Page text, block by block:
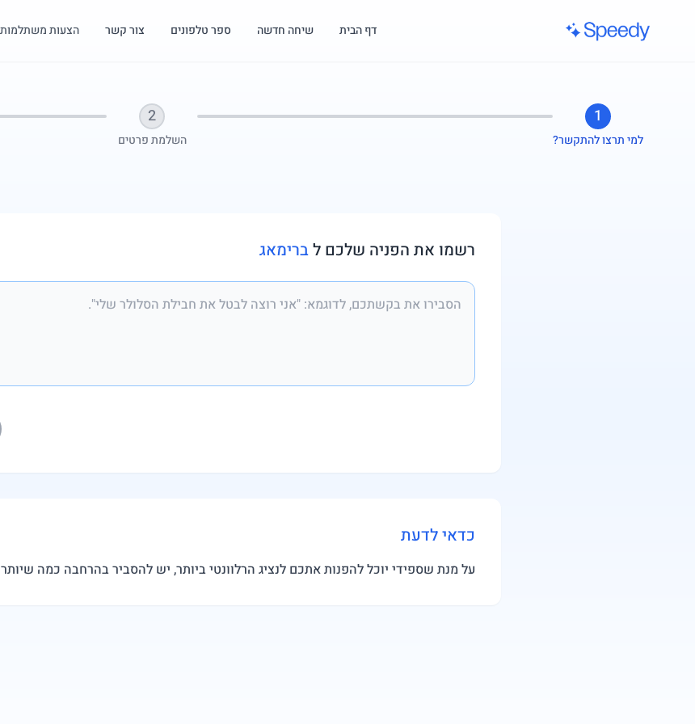
הצעות משתלמות צור קשר ספר טלפונים שיחה חדשה דף הבית
1
למי תרצו להתקשר?
2
השלמת פרטים
רשמו את הפניה שלכם לברימאג
כדאי לדעת
על מנת שספידי יוכל להפנות אתכם לנציג הרלוונטי ביותר, יש להסביר בהרחבה כמה